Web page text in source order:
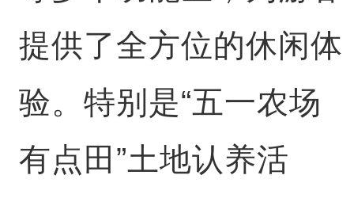
提供了全方位的休闲体
验。特别是“五一农场
有点田”土地认养活